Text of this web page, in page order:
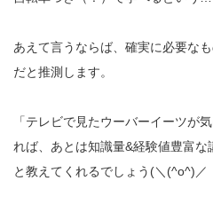
あえて言うならば、確実に必要な
だと推測します。
「テレビで見たウーバーイーツが
れば、あとは知識量&経験値豊富
と教えてくれるでしょう(＼(^o^)／